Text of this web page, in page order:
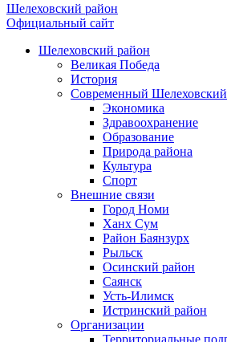
Шелеховский район
Официальный сайт
Шелеховский район
Великая Победа
История
Современный
Экономика
Здравоохранение
Образование
Природа района
Культура
Спорт
Внешние связи
Город Номи
Ханх Сум
Район Баянзурх
Рыльск
Осинский район
Саянск
Усть-Илимск
Истринский район
Организации
Территориальные